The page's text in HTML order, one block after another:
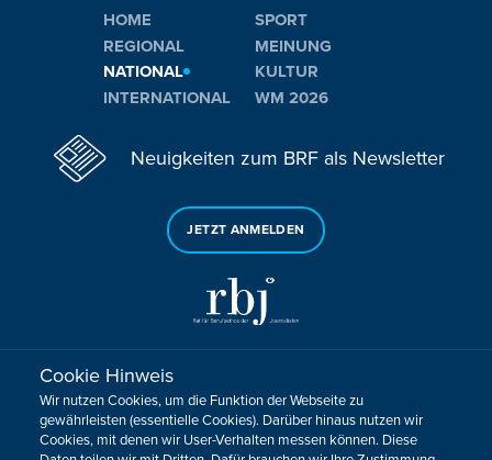
HOME
REGIONAL
NATIONAL
INTERNATIONAL
SPORT
MEINUNG
KULTUR
WM 2026
Neuigkeiten zum BRF als Newsletter
JETZT ANMELDEN
Sie haben noch Fragen oder Anmerkungen?
KONTAKTIEREN SIE UNS!
Cookie Hinweis
Wir nutzen Cookies, um die Funktion der Webseite zu
gewährleisten (essentielle Cookies). Darüber hinaus nutzen wir
Cookies, mit denen wir User-Verhalten messen können. Diese